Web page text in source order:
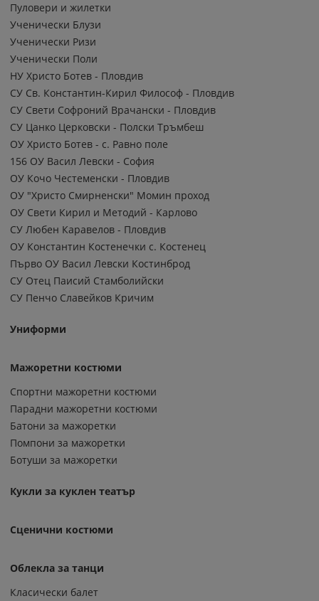
Пуловери и жилетки
Ученически Блузи
Ученически Ризи
Ученически Поли
НУ Христо Ботев - Пловдив
СУ Св. Константин-Кирил Философ - Пловдив
СУ Свети Софроний Врачански - Пловдив
СУ Цанко Церковски - Полски Тръмбеш
ОУ Христо Ботев - с. Равно поле
156 ОУ Васил Левски - София
ОУ Кочо Честеменски - Пловдив
ОУ "Христо Смирненски" Момин проход
ОУ Свети Кирил и Методий - Карлово
СУ Любен Каравелов - Пловдив
ОУ Константин Костенечки с. Костенец
Първо ОУ Васил Левски Костинброд
СУ Отец Паисий Стамболийски
СУ Пенчо Славейков Кричим
Униформи
Мажоретни костюми
Спортни мажоретни костюми
Парадни мажоретни костюми
Батони за мажоретки
Помпони за мажоретки
Ботуши за мажоретки
Кукли за куклен театър
Сценични костюми
Облекла за танци
Класически балет